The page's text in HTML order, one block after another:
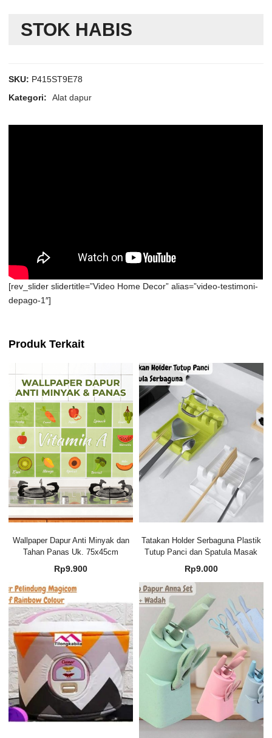
STOK HABIS
SKU: P415ST9E78
Kategori:
Alat dapur
[rev_slider slidertitle=”Video Home Decor” alias=”video-testimoni-
depago-1″]
Produk Terkait
Wallpaper Dapur Anti Minyak dan
Tahan Panas Uk. 75x45cm
Rp9.900
Tatakan Holder Serbaguna Plastik
Tutup Panci dan Spatula Masak
Rp9.000